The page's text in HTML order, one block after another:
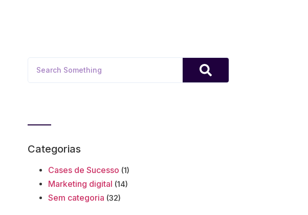
Categorias
Cases de Sucesso (1)
Marketing digital (14)
Sem categoria (32)